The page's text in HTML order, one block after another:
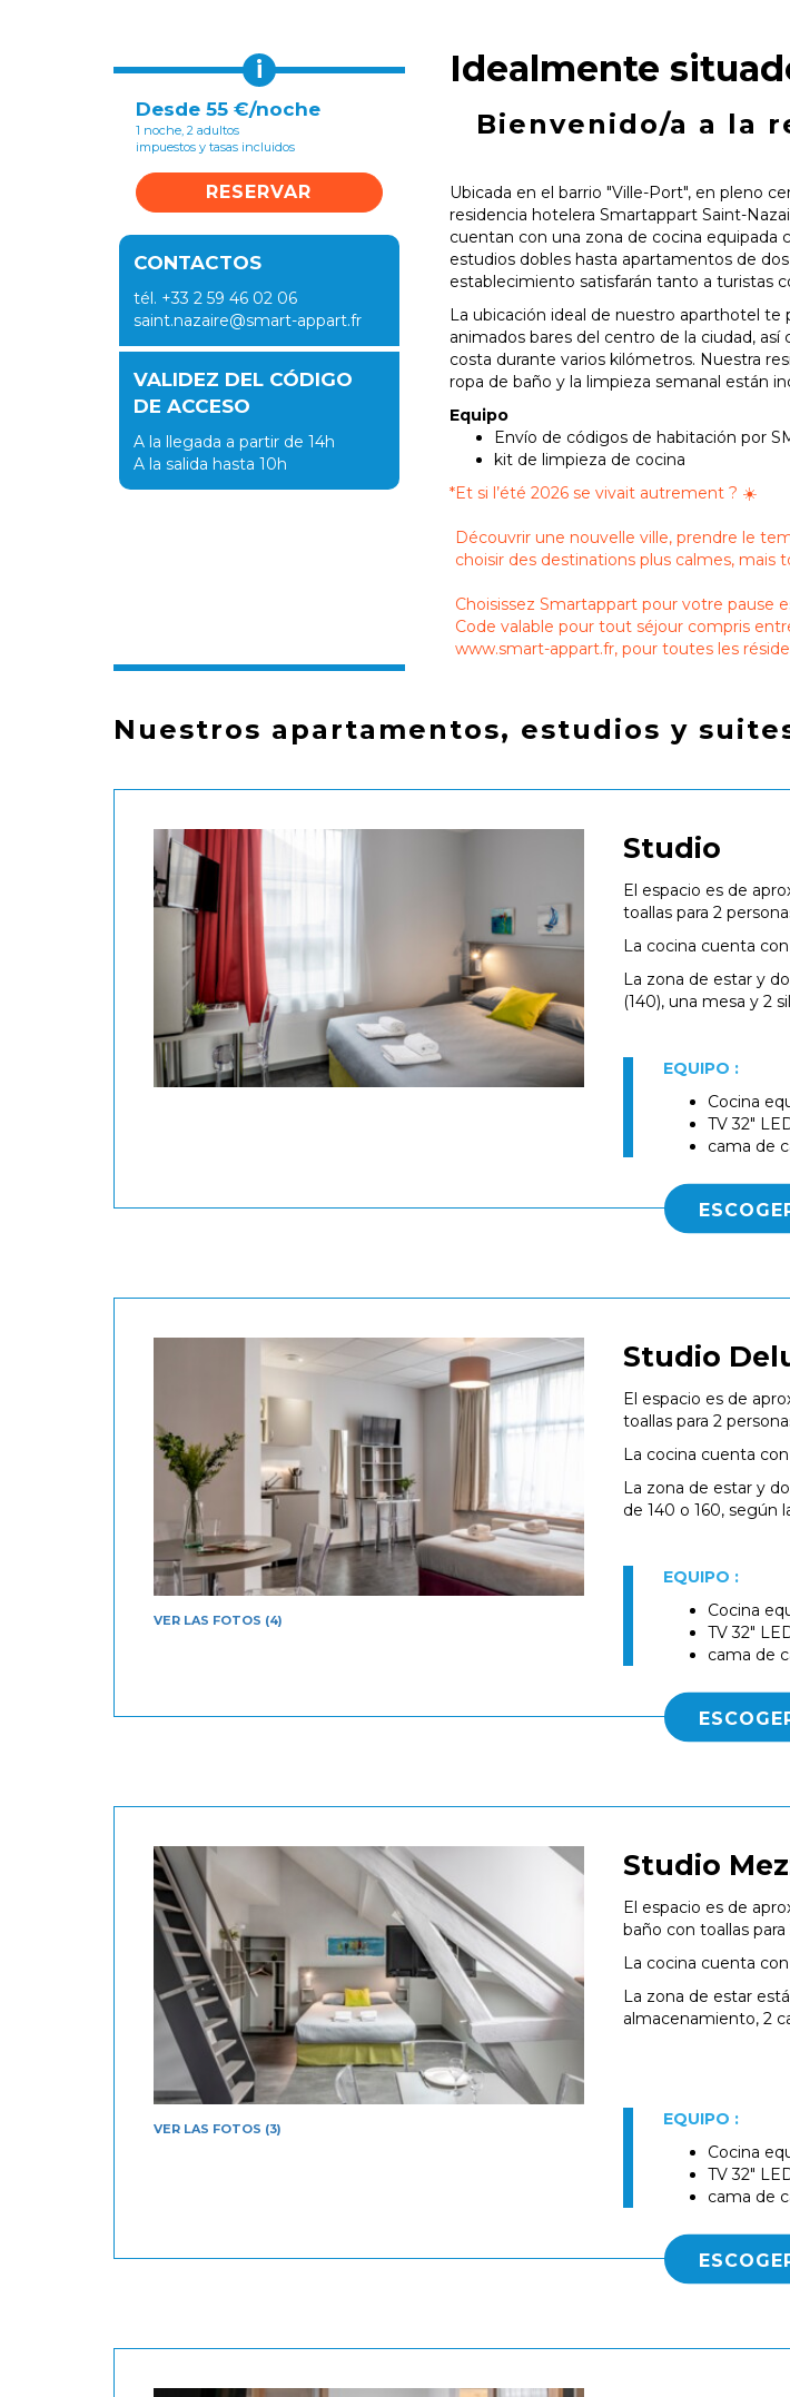
i
Desde 55 €/noche
1 noche, 2 adultos
impuestos y tasas incluidos
RESERVAR
CONTACTOS
tél. +33 2 59 46 02 06
saint.nazaire@smart-appart.fr
VALIDEZ DEL CÓDIGO
DE ACCESO
A la llegada a partir de 14h
A la salida hasta 10h
Idealmente
Bienvenido/a a la
Ubicada en el barrio "Ville-Port", en pleno
residencia hotelera Smartappart Saint-
cuentan con una zona de cocina equipada
estudios dobles hasta apartamentos de
establecimiento satisfarán tanto a turistas
La ubicación ideal de nuestro aparthotel
animados bares del centro de la ciudad,
costa durante varios kilómetros. Nuestra
ropa de baño y la limpieza semanal están
Equipo
Envío de códigos de habitación por
kit de limpieza de cocina
*Et si l’été 2026 se vivait autrement ? ☀️
Découvrir une nouvelle ville, prendre le
choisir des destinations plus calmes, mais
Choisissez Smartappart pour votre pause
Code valable pour tout séjour compris
www.smart-appart.fr, pour toutes les
Nuestros apartamentos, estudios y
Studio
El espacio es de
toallas para 2
La cocina cuenta
La zona de estar y
(140), una mesa y 2
EQUIPO :
Cocina
TV 32"
cama de
VER LAS FOTOS (4)
Studio
El espacio es de
toallas para 2
La cocina cuenta
La zona de estar y
de 140 o 160, según
EQUIPO :
Cocina
TV 32"
cama de
VER LAS FOTOS (3)
Studio
El espacio es de
baño con toallas
La cocina cuenta
La zona de estar
almacenamiento, 2
EQUIPO :
Cocina
TV 32"
cama de